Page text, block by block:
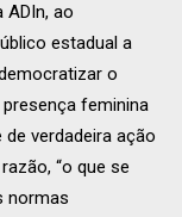
ao
estadual a
o
feminina
verdadeira ação
“o que se
normas